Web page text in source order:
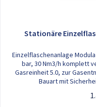
Stationäre
Einzelflaschenanlage
bar, 30 Nm3/h komplett
Gasreinheit 5.0, zur
Bauart mit